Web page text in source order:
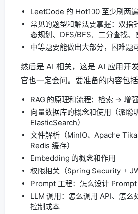
LeetCode 的 Hot100 至少刷两
常见的题型和解法要掌握：双指
态规划、DFS/BFS、二分查找、
中等题要能做出大部分，困难题
然后是 AI 相关，这是 AI 应用开
官也一定会问。要准备的内容包括
RAG 的原理和流程：检索 → 增
向量数据库的概念和使用（派聪
ElasticSearch）
文件解析（MinIO、Apache Tika
Redis 缓存）
Embedding 的概念和作用
权限相关（Spring Security +
Prompt 工程：怎么设计
LLM 调用：怎么调用 API、怎么
控制成本